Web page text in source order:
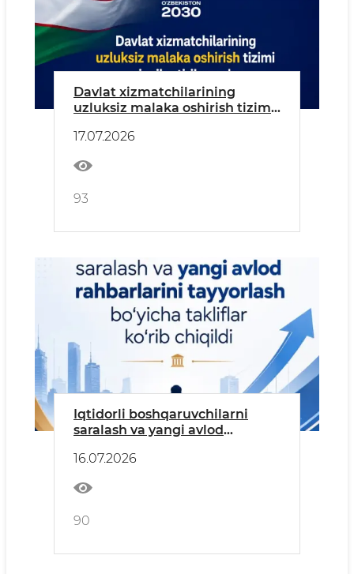
Davlat xizmatchilarining
uzluksiz malaka oshirish tizimi
17.07.2026
93
Iqtidorli boshqaruvchilarni
saralash va yangi avlod
takliflar koʻrib chiqildi
16.07.2026
90